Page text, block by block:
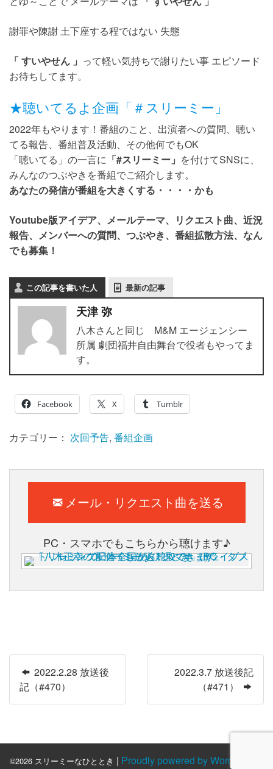
謝罪や陳謝 土下座する程ではない 失態
「 すいやせん 」 って軽い気持ちで謝りたい事 エピソード
お待ちしてます。
★聴いてるよ企画「＃スリーミー」
2022年もやります！番組のこと、出演者への質問、聴い
てる報告、番組普及活動、その他何でもOK
「聴いてる」の一言に 「#スリーミー」 を付けてSNSに、
みんなのつぶやきを番組でご紹介します。
あなたの発信が番組を大きくする・・・・かも
Youtube版アイデア、メールテーマ、リクエスト曲、近況
報告、メンバーへの質問、つぶやき、番組拡散方法、なん
でも募集！
この記事を書いた人 最新の記事
天津 弥
八木さんと同じ M&M エージェンシー
所属 劇団福井自由舞台で役者もやってま
す。
Facebook X Tumblr
カテゴリー： 次回予告, 番組企画
メール・リクエスト曲を送る
PC・スマホでもこちらから聴けます♪
2022.2.28 放送後
記（#470）
2022.3.7 放送後記
（#471）
©2026 スリーミーなひととき | Proudly powered by WordPress.